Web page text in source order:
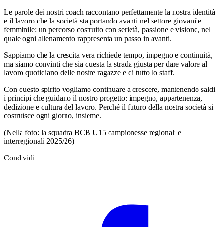
Le parole dei nostri coach raccontano perfettamente la nostra identità
e il lavoro che la società sta portando avanti nel settore giovanile
femminile: un percorso costruito con serietà, passione e visione, nel
quale ogni allenamento rappresenta un passo in avanti.
Sappiamo che la crescita vera richiede tempo, impegno e continuità,
ma siamo convinti che sia questa la strada giusta per dare valore al
lavoro quotidiano delle nostre ragazze e di tutto lo staff.
Con questo spirito vogliamo continuare a crescere, mantenendo saldi
i principi che guidano il nostro progetto: impegno, appartenenza,
dedizione e cultura del lavoro. Perché il futuro della nostra società si
costruisce ogni giorno, insieme.
(Nella foto: la squadra BCB U15 campionesse regionali e
interregionali 2025/26)
Condividi